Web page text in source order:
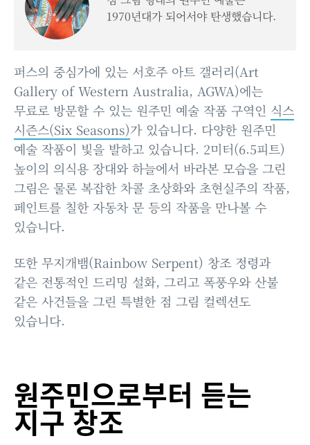
1970년대가 되어서야 탄생했습니다.
퍼스의 중심가에 있는 서호주 아트 갤러리(Art
Gallery of Western Australia, AGWA)에는
무료로 방문할 수 있는 원주민 예술 작품 구역인 식스
시즌스(Six Seasons)가 있습니다. 다양한 원주민
예술 작품이 빛을 발하고 있습니다. 2미터(6.5피트)
높이의 의식용 장대와 하늘에서 바라본 모습을 그린
그림은 물론 복잡한 차콜 초상화와 초현실주의 작품,
페인트를 칠한 자동차 문 등의 작품을 만나볼 수
있습니다.
또한 무지개뱀(Rainbow Serpent) 창조 정령과
같은 전통적인 드리밍 설화, 그리고 폭풍우와 산불
같은 사건들을 그린 특별한 점 그림 컬렉션도
있습니다.
원주민으로부터 듣는
지구 창조